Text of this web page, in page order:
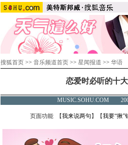
搜狐首页 >> 音乐频道首页 >> 星闻报道 >> 华语
恋爱时必听的十
MUSIC.SOHU.COM
页面功能 【我来说两句 】【我要“揪”